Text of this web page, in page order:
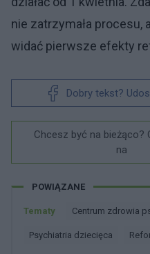
nie zatrzymała procesu,
widać pierwsze efekty
Dobry tekst?
Chcesz być na bieżąco?
na
POWIĄZANE
Tematy Centrum zdrowia
Psychiatria dziecięca